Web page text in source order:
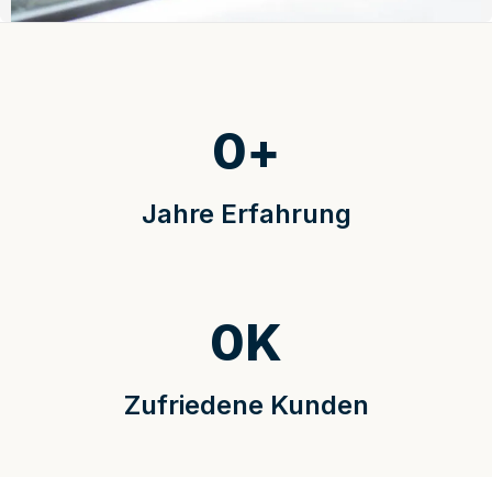
Jahre Erfahrung
0+
Zufriedene Kunden
0K